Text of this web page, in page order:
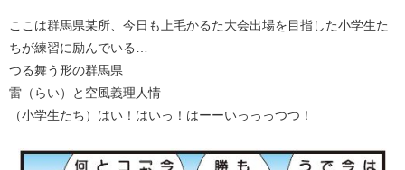
ここは群馬県某所、今日も上毛かるた大会出場を目指した小学生た
ちが練習に励んでいる…
つる舞う形の群馬県
雷（らい）と空風義理人情
（小学生たち）はい！はいっ！はーーいっっっつつ！​